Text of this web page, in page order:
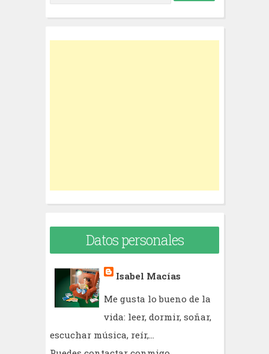
e
r
Datos personales
Isabel Macías
Me gusta lo bueno de la
vida: leer, dormir, soñar,
escuchar música, reír,...